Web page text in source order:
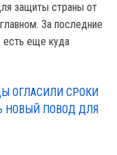
защиты страны от
За последние
есть еще куда
ОГЛАСИЛИ СРОКИ
НОВЫЙ ПОВОД ДЛЯ